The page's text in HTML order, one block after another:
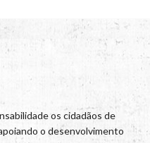
os cidadãos de
o desenvolvimento